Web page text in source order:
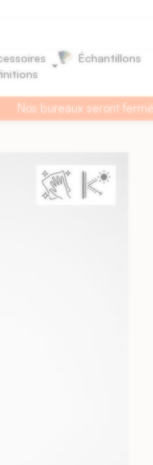
Échantillons
Nos bureaux seront